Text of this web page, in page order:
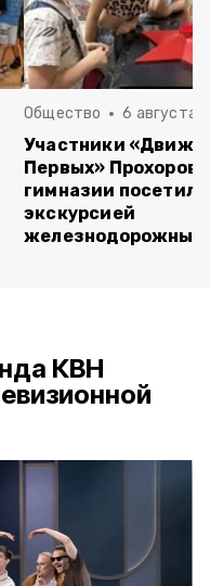
Общество 6 августа ,
Участники
Первых»
гимназии
экскурсией
железнодорожный
КВН